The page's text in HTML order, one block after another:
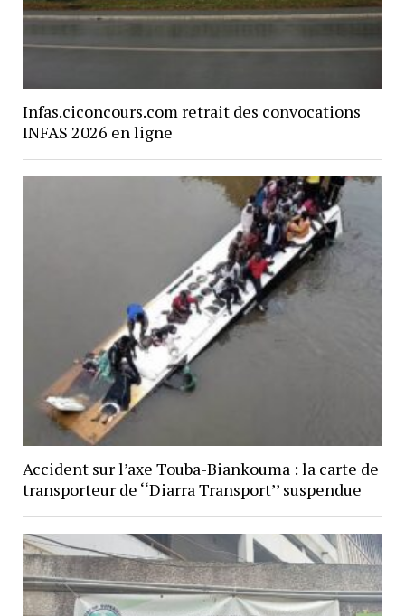
Infas.ciconcours.com retrait des convocations
INFAS 2026 en ligne
Accident sur l’axe Touba-Biankouma : la carte de
transporteur de ‘‘Diarra Transport’’ suspendue